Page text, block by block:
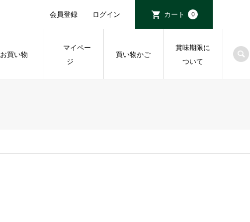
会員登録 ログイン カート 0
お買い物
マイペー
ジ
買い物かご
賞味期限に
ついて